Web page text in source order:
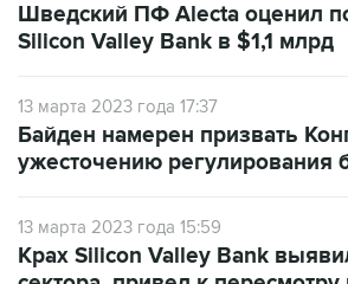
Шведский ПФ Alecta оценил
Silicon Valley Bank в $1,1 млрд
13 марта 2023 года 17:37
Байден намерен призвать
ужесточению регулирования
13 марта 2023 года 15:59
Крах Silicon Valley Bank